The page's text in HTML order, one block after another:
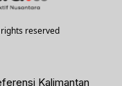
reserved
Kalimantan